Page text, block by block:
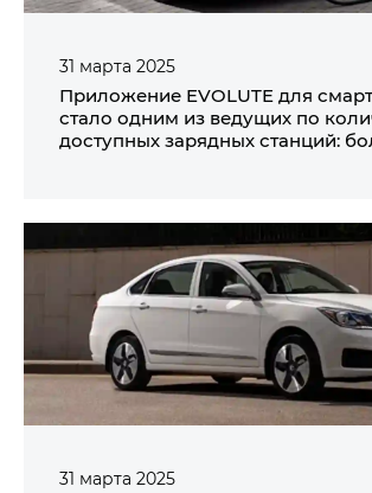
31 марта 2025
Приложение EVOLUTE для
стало одним из ведущих по
доступных зарядных станций:
31 марта 2025